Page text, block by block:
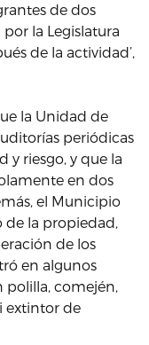
de dos
la Legislatura
de la actividad’,
la Unidad de
periódicas
y riesgo, y que la
en dos
el Municipio
la propiedad,
de los
en algunos
polilla, comején,
extintor de